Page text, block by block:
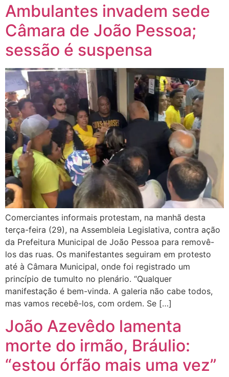
Ambulantes invadem sede
Câmara de João Pessoa;
sessão é suspensa
Comerciantes informais protestam, na manhã desta
terça-feira (29), na Assembleia Legislativa, contra ação
da Prefeitura Municipal de João Pessoa para removê-
los das ruas. Os manifestantes seguiram em protesto
até à Câmara Municipal, onde foi registrado um
princípio de tumulto no plenário. “Qualquer
manifestação é bem-vinda. A galeria não cabe todos,
mas vamos recebê-los, com ordem. Se […]
João Azevêdo lamenta
morte do irmão, Bráulio:
“estou órfão mais uma vez”